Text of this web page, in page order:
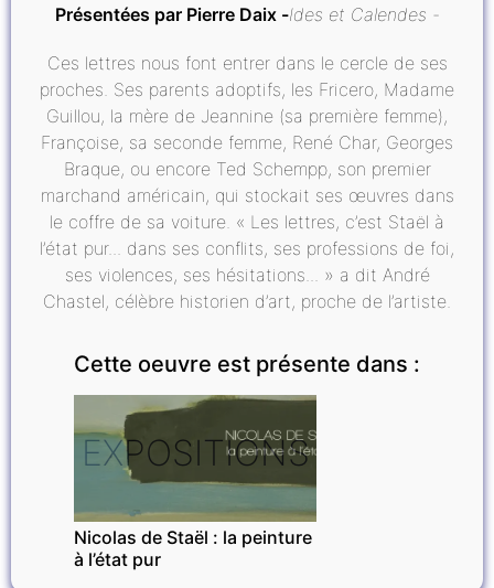
Présentées par Pierre Daix Ides et Calendes
Ces lettres nous font entrer dans le cercle de ses
proches. Ses parents adoptifs, les Fricero, Madame
Guillou, la mère de Jeannine (sa première femme),
Françoise, sa seconde femme, René Char, Georges
Braque, ou encore Ted Schempp, son premier
marchand américain, qui stockait ses œuvres dans
le coffre de sa voiture. « Les lettres, c’est Staël à
l’état pur... dans ses conflits, ses professions de foi,
ses violences, ses hésitations... » a dit André
Chastel, célèbre historien d’art, proche de l’artiste.
Cette oeuvre est présente dans :
EXPOSITIONS
Nicolas de Staël : la peinture
à l’état pur